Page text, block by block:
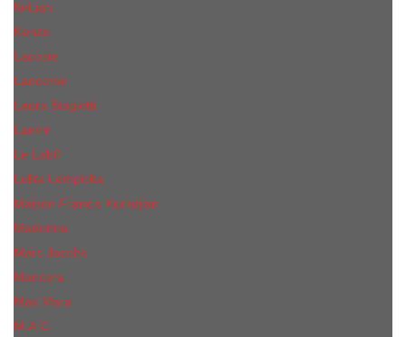
КиLian
Kenzo
Lacoste
Lancome
Laura Biagiotti
Lanvin
Lе Lab0
Lolita Lempicka
Maison Francis Kurkdjian
Madonna
Marc Jacobs
Mancera
Max Mara
M.А.C.